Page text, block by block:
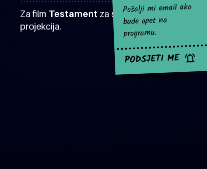
Za film Testament za sad nema najavljenih
projekcija.
Pošalji mi email ako
bude opet na
programu.
PODSJETI ME